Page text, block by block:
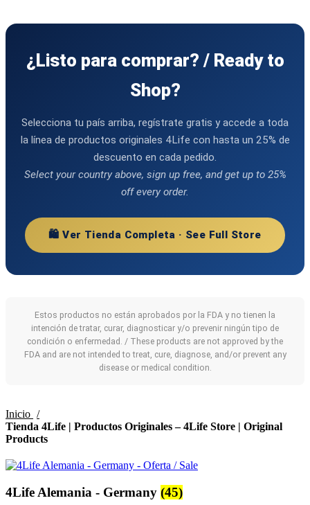
¿Listo para comprar? / Ready to
Shop?
Selecciona tu país arriba, regístrate gratis y accede a toda
la línea de productos originales 4Life con hasta un 25% de
descuento en cada pedido.
Select your country above, sign up free, and get up to 25%
off every order.
🛍️ Ver Tienda Completa · See Full Store
Estos productos no están aprobados por la FDA y no tienen la
intención de tratar, curar, diagnosticar y/o prevenir ningún tipo de
condición o enfermedad. / These products are not approved by the
FDA and are not intended to treat, cure, diagnose, and/or prevent any
disease or medical condition.
Inicio
Tienda 4Life | Productos Originales – 4Life Store | Original
Products
4Life Alemania - Germany (45)